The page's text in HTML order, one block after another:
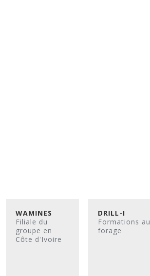
WAMINES
Filiale du
groupe en
Côte d'Ivoire
DRILL-I
Formations au
forage